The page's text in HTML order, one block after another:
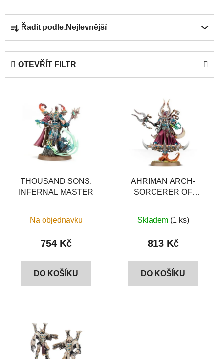
a
z
n
Řadit podle: Nejlevnější
OTEVŘÍT FILTR
THOUSAND SONS:
INFERNAL MASTER
Na objednavku
754 Kč
DO KOŠÍKU
AHRIMAN ARCH-
SORCERER OF
Skladem (1 ks)
813 Kč
DO KOŠÍKU